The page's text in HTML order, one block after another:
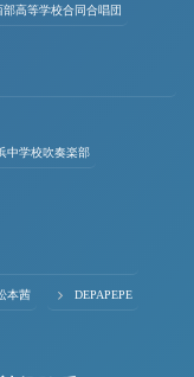
部高等学校合同合唱団
中学校吹奏楽部
本茜 DEPAPEPE